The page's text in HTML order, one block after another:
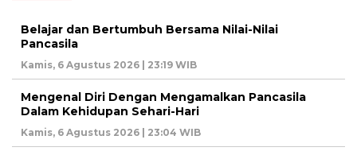
Belajar dan Bertumbuh Bersama Nilai-Nilai
Pancasila
Kamis, 6 Agustus 2026 | 23:19 WIB
Mengenal Diri Dengan Mengamalkan Pancasila
Dalam Kehidupan Sehari-Hari
Kamis, 6 Agustus 2026 | 23:04 WIB